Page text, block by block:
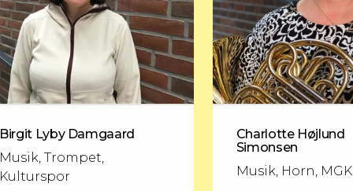
Birgit Lyby Damgaard
Musik, Trompet,
Kulturspor
Charlotte Højlund
Simonsen
Musik, Horn, MGK